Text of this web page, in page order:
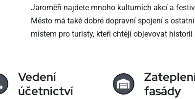
Jaroměři najdete mnoho kulturních akcí a
Město má také dobré dopravní spojení s
místem pro turisty, kteří chtějí objevovat
Vedení
účetnictví
fasády